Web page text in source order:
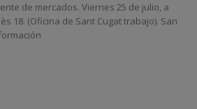
de mercados. Viernes 25 de julio, a
18. (Oficina de Sant Cugat trabajo). San